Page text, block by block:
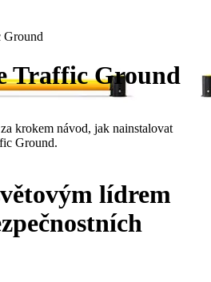
Ground
Traffic Ground
krokem návod, jak nainstalovat
Ground.
lídrem